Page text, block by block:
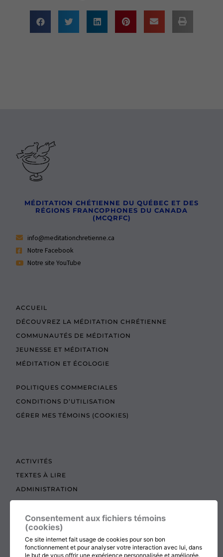
MÉDITATION CHÉTIENNE DU QUÉBEC ET DES
RÉGIONS FRANCOPHONES DU CANADA
(MCQRFC)
info@meditationchretienne.ca
Notre Facebook
Notre site YouTube
ACCUEIL
DÉCOUVREZ LA MÉDITATION CHRÉTIENNE
COMMUNAUTÉS DE MÉDITATION
JEUNESSE ET MÉDITATION
MÉDITATION ET ÉCOLOGIE
POLITIQUES COMMERCIALES
CONDITIONS D’UTILISATION
GÉRER MES TÉMOINS (COOKIES)
ACTIVITÉS
TEXTES À LIRE
ADMINISTRATION
COTISATION, RENOUVELLEMENT ET ÉCHOS
DON
CONTACTEZ-NOUS
Consentement aux fichiers témoins
(cookies)
Ce site internet fait usage de cookies pour son bon
fonctionnement et pour analyser votre interaction avec lui, dans
le but de vous offrir une expérience personnalisée et améliorée.